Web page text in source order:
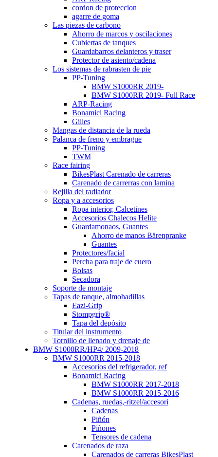
cordon de proteccion
agarre de goma
Las piezas de carbono
Ahorro de marcos y oscilaciones
Cubiertas de tanques
Guardabarros delanteros y traser
Protector de asiento/cadena
Los sistemas de rabrasten de pie
PP-Tuning
BMW S1000RR 2019-
BMW S1000RR 2019- Full Race
ARP-Racing
Bonamici Racing
Gilles
Mangas de distancia de la rueda
Palanca de freno y embrague
PP-Tuning
TWM
Race fairing
BikesPlast Carenado de carreras
Carenado de carrerras con lamina
Rejilla del radiador
Ropa y a accesorios
Ropa interior, Calcetines
Accesorios Chalecos Helite
Guardamonaos, Guantes
Ahorro de manos Bärenpranke
Guantes
Protectores/facial
Percha para traje de cuero
Bolsas
Secadora
Soporte de montaje
Tapas de tanque, almohadillas
Eazi-Grip
Stompgrip®
Tapa del depósito
Titular del instrumento
Tornillo de llenado y drenaje de
BMW S1000RR/HP4/ 2009-2018
BMW S1000RR 2015-2018
Accesorios del refrigerador, ref
Bonamici Racing
BMW S1000RR 2017-2018
BMW S1000RR 2015-2016
Cadenas, ruedas,-ritzel/accesori
Cadenas
Piñón
Piñones
Tensores de cadena
Carenados de raza
Carenados de carreras BikesPlast